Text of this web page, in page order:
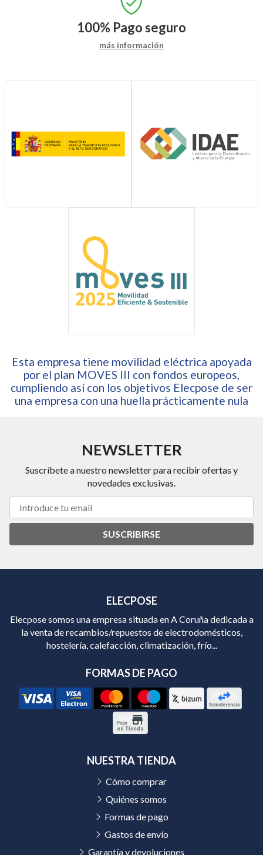
100% Pago seguro
más información
Esta empresa tiene movilidad eléctrica apoyada
por el plan MOVES III con fondos europeos,
cumpliendo así con los objetivos Elecpose de ser
una empresa con una huella prácticamente nula
NEWSLETTER
Suscríbete a nuestro newsletter para recibir ofertas y
novedades exclusivas.
SUSCRIBIRSE
ELECPOSE
Elecpose somos una empresa situada en A Coruña dedicada a
la venta de recambios/repuestos de electrodomésticos,
hostelería, calefacción, climatización, frío...
FORMAS DE PAGO
NUESTRA TIENDA
Cómo comprar
Quiénes somos
Formas de pago
Gastos de envío
Garantía y devoluciones